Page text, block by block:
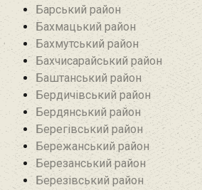
Барський район
Бахмацький район
Бахмутський район
Бахчисарайський район
Баштанський район
Бердичівський район
Бердянський район
Берегівський район
Бережанський район‎
Березанський район‎
Березівський район